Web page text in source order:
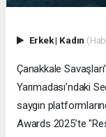
Erkek| Kadın
Çanakkale
Yarımadası’ndaki
saygın
Awards 2025’te